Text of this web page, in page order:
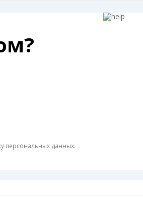
персональных данных.